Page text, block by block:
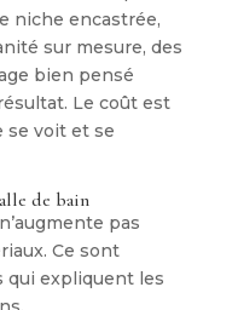
niche encastrée,
sur mesure, des
bien pensé
Le coût est
se voit et se
de bain
pas
Ce sont
qui expliquent les